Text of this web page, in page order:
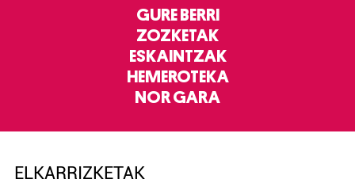
GURE BERRI
ZOZKETAK
ESKAINTZAK
HEMEROTEKA
NOR GARA
ELKARRIZKETAK